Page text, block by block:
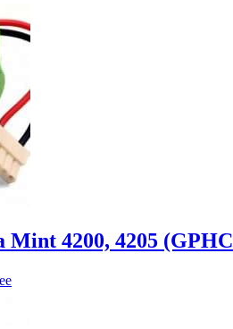
Mint 4200, 4205